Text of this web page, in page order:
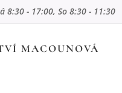
8:30 - 17:00, So 8:30 - 11:30
MACOUNOVÁ